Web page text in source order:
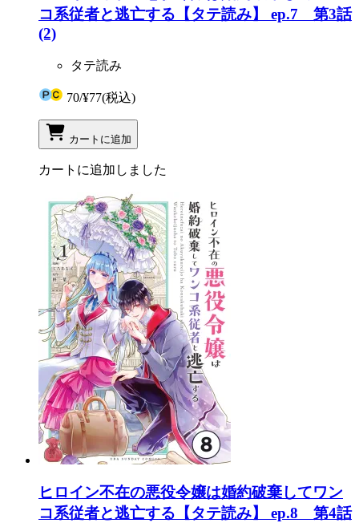
コ系従者と逃亡する【タテ読み】 ep.7 第3話
(2)
タテ読み
70/¥77(税込)
カートに追加
カートに追加しました
ヒロイン不在の悪役令嬢は婚約破棄してワン
コ系従者と逃亡する【タテ読み】 ep.8 第4話